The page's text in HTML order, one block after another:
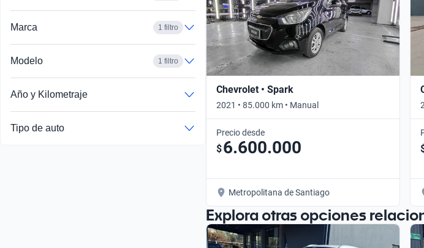
Marca 1 filtro
Modelo 1 filtro
Año y Kilometraje
Tipo de auto
Chevrolet • Spark
2021 • 85.000 km • Manual
Precio desde
$6.600.000
Metropolitana de Santiago
Explora otras opciones